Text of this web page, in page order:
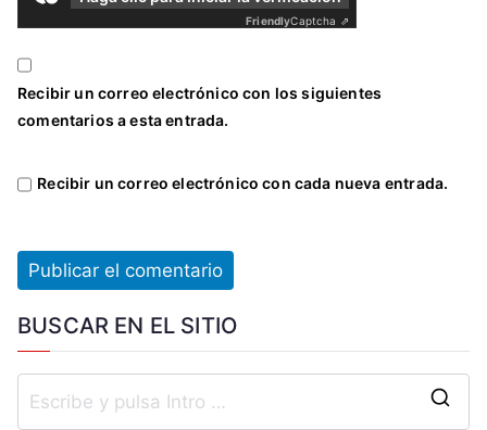
FriendlyCaptcha ⇗
Recibir un correo electrónico con los siguientes
comentarios a esta entrada.
Recibir un correo electrónico con cada nueva entrada.
BUSCAR EN EL SITIO